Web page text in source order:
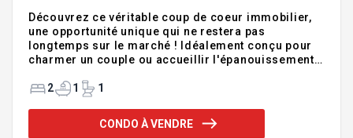
Découvrez ce véritable coup de coeur immobilier,
une opportunité unique qui ne restera pas
longtemps sur le marché ! Idéalement conçu pour
charmer un couple ou accueillir l'épanouissement
généreuse lumière naturelle, créent une
atmosphère chaleureuse, vibrante et profondément
invitante. Cet immeuble bénéficie d'un emplacement
stratégique, il vous place à proximité immédiate
2 1 1
CONDO À VENDRE